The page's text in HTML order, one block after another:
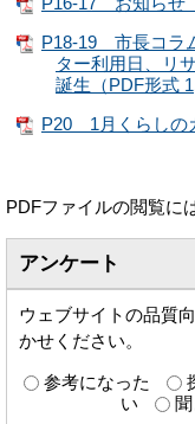
P18-19 市長コラ
ター利用日、リ
誕生（PDF形式
P20 1月くらしの
PDFファイルの閲覧に
アンケート
ウェブサイトの品質
かせください。
参考になった
い